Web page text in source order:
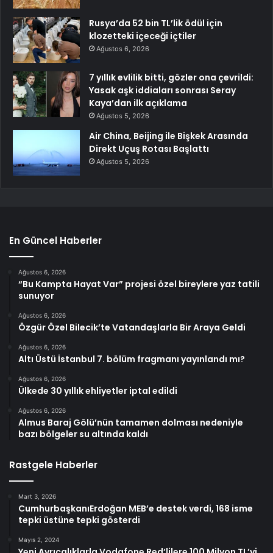
Rusya’da 52 bin TL’lik ödül için
klozetteki içeceği içtiler
Ağustos 6, 2026
7 yıllık evlilik bitti, gözler ona çevrildi:
Yasak aşk iddiaları sonrası Seray
Kaya’dan ilk açıklama
Ağustos 5, 2026
Air China, Beijing ile Bişkek Arasında
Direkt Uçuş Rotası Başlattı
Ağustos 5, 2026
En Güncel Haberler
Ağustos 6, 2026
“Bu Kampta Hayat Var” projesi özel bireylere yaz tatili
sunuyor
Ağustos 6, 2026
Özgür Özel Bilecik’te Vatandaşlarla Bir Araya Geldi
Ağustos 6, 2026
Altı Üstü İstanbul 7. bölüm fragmanı yayınlandı mı?
Ağustos 6, 2026
Ülkede 30 yıllık ehliyetler iptal edildi
Ağustos 6, 2026
Almus Baraj Gölü’nün tamamen dolması nedeniyle
bazı bölgeler su altında kaldı
Rastgele Haberler
Mart 3, 2026
CumhurbaşkanıErdoğan MEB’e destek verdi, 168 isme
tepki üstüne tepki gösterdi
Mayıs 2, 2024